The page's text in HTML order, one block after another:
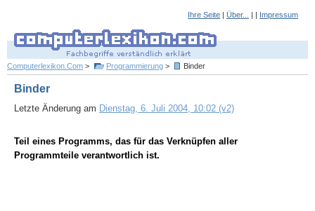
Ihre Seite | Über... | | Impressum
Computerlexikon.Com > Programmierung > Binder
Binder
Letzte Änderung am Dienstag, 6. Juli 2004, 10:02 (v2)
Teil eines Programms, das für das Verknüpfen aller
Programmteile verantwortlich ist.